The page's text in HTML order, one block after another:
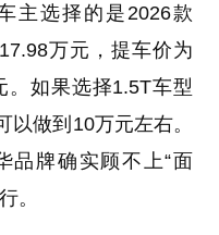
主选择的是2026款
万元，提车价为
。如果选择1.5T车型
做到10万元左右。
品牌确实顾不上“面
。